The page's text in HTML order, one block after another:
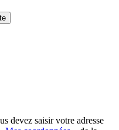
devez saisir votre adresse